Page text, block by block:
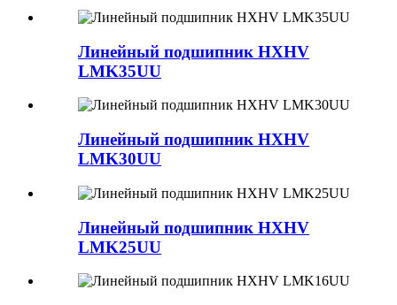
Линейный подшипник HXHV
LMK35UU
Линейный подшипник HXHV
LMK30UU
Линейный подшипник HXHV
LMK25UU